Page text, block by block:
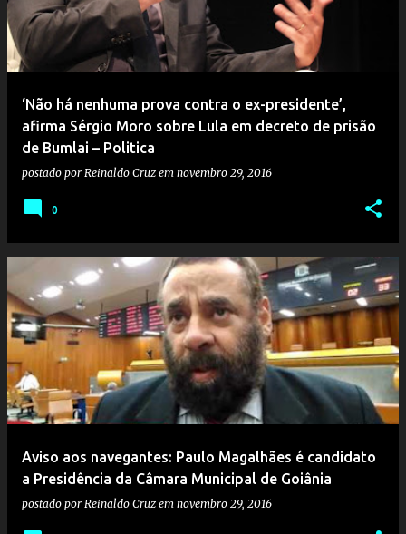
‘Não há nenhuma prova contra o ex-presidente’,
afirma Sérgio Moro sobre Lula em decreto de prisão
de Bumlai – Politica
postado por Reinaldo Cruz em novembro 29, 2016
0
Aviso aos navegantes: Paulo Magalhães é candidato
a Presidência da Câmara Municipal de Goiânia
postado por Reinaldo Cruz em novembro 29, 2016